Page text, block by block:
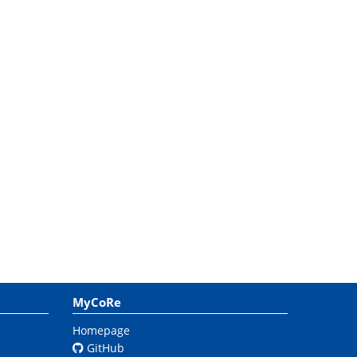
MyCoRe
Homepage
GitHub